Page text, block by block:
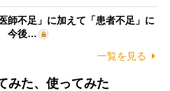
師不足」に加えて「患者不足」に
今後…
一覧を見る
みた、使ってみた